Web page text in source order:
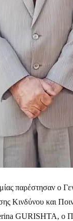
παρέστησαν o
Κινδύνου και
GURISHTA, ο